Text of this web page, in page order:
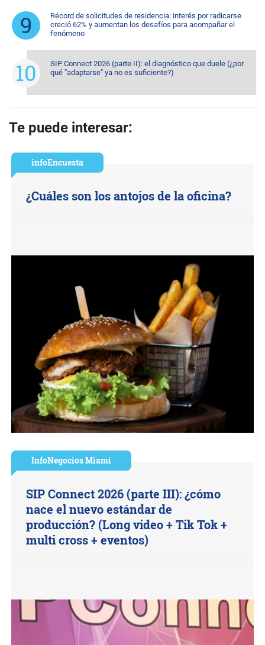
Récord de solicitudes de residencia: interés por radicarse
creció 62% y aumentan los desafíos para acompañar el
fenómeno
SIP Connect 2026 (parte II): el diagnóstico que duele (¿por
qué "adaptarse" ya no es suficiente?)
Te puede interesar:
infoEncuesta
¿Cuáles son los antojos de la oficina?
InfoNegocios Miami
SIP Connect 2026 (parte III): ¿cómo
nace el nuevo estándar de
producción? (Long video + Tik Tok +
multi cross + eventos)